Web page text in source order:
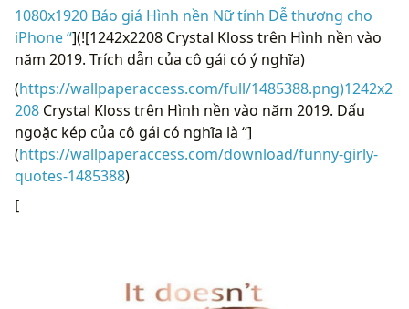
1080x1920 Báo giá Hình nền Nữ tính Dễ thương cho
iPhone “](![1242x2208 Crystal Kloss trên Hình nền vào
năm 2019. Trích dẫn của cô gái có ý nghĩa)
(https://wallpaperaccess.com/full/1485388.png)1242x2
208 Crystal Kloss trên Hình nền vào năm 2019. Dấu
ngoặc kép của cô gái có nghĩa là “]
(https://wallpaperaccess.com/download/funny-girly-
quotes-1485388)
[